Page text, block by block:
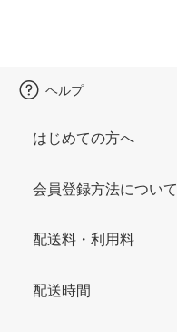
ヘルプ
はじめての方へ
会員登録方法について
配送料・利用料
配送時間